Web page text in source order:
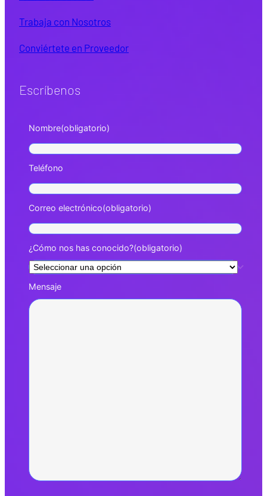
Trabaja con Nosotros
Conviértete en Proveedor
Escríbenos
Nombre(obligatorio)
Teléfono
Correo electrónico(obligatorio)
¿Cómo nos has conocido?(obligatorio)
Mensaje